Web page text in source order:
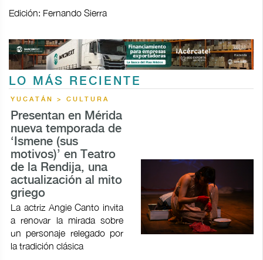
Edición: Fernando Sierra
LO MÁS RECIENTE
YUCATÁN > CULTURA
Presentan en Mérida
nueva temporada de
‘Ismene (sus
motivos)’ en Teatro
de la Rendija, una
actualización al mito
griego
La actriz Angie Canto invita
a renovar la mirada sobre
un personaje relegado por
la tradición clásica